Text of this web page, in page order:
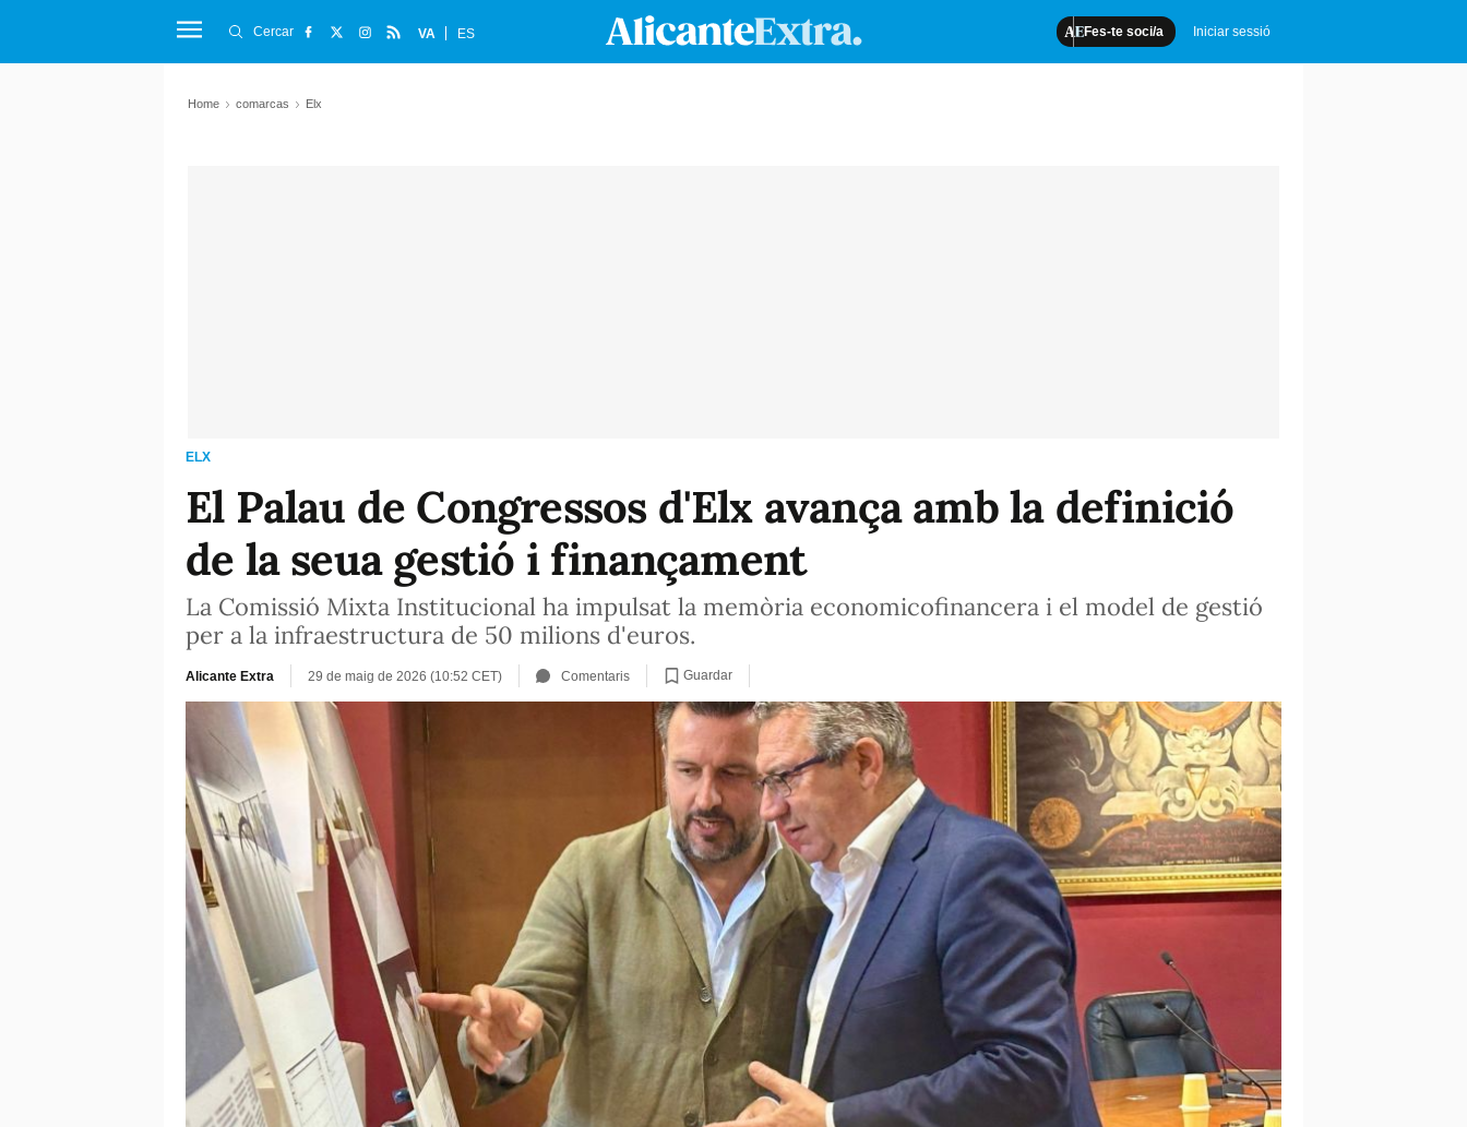
Fes-te soci/a Iniciar sessió
Cercar VA ES
Home comarcas Elx
ELX
El Palau de Congressos d'Elx avança amb la definició
de la seua gestió i finançament
La Comissió Mixta Institucional ha impulsat la memòria economicofinancera i el model de gestió
per a la infraestructura de 50 milions d'euros.
Alicante Extra 29 de maig de 2026 (10:52 CET) Comentaris Guardar